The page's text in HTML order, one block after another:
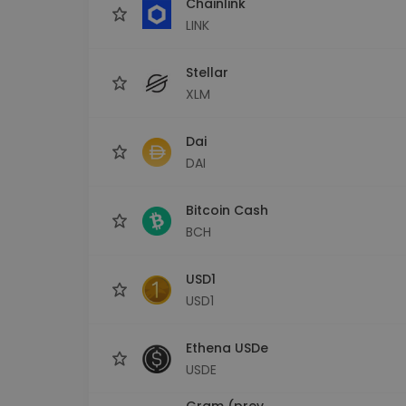
LINK
Stellar
XLM
Dai
DAI
Bitcoin Cash
BCH
USD1
USD1
Ethena USDe
USDE